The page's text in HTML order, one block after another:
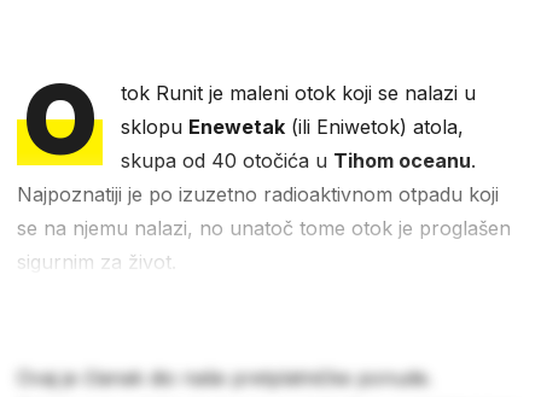
O
tok Runit je maleni otok koji se nalazi u
sklopu Enewetak (ili Eniwetok) atola,
skupa od 40 otočića u Tihom oceanu.
Najpoznatiji je po izuzetno radioaktivnom otpadu koji
se na njemu nalazi, no unatoč tome otok je proglašen
sigurnim za život.
Ovaj je članak dio naše pretplatničke ponude.